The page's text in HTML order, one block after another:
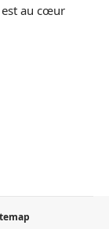
est au cœur